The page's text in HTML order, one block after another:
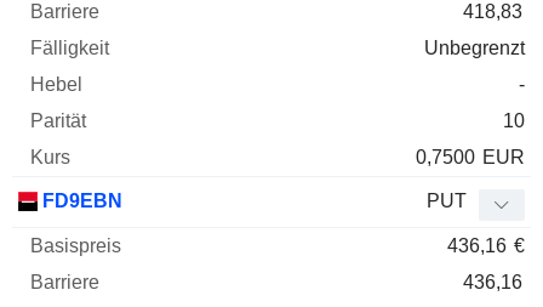
418,83
Unbegrenzt
-
10
0,7500 EUR
FD9EBN PUT
436,16 €
436,16